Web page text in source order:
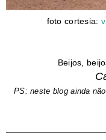
foto cortesia:
Beijos,
PS: neste blog ainda